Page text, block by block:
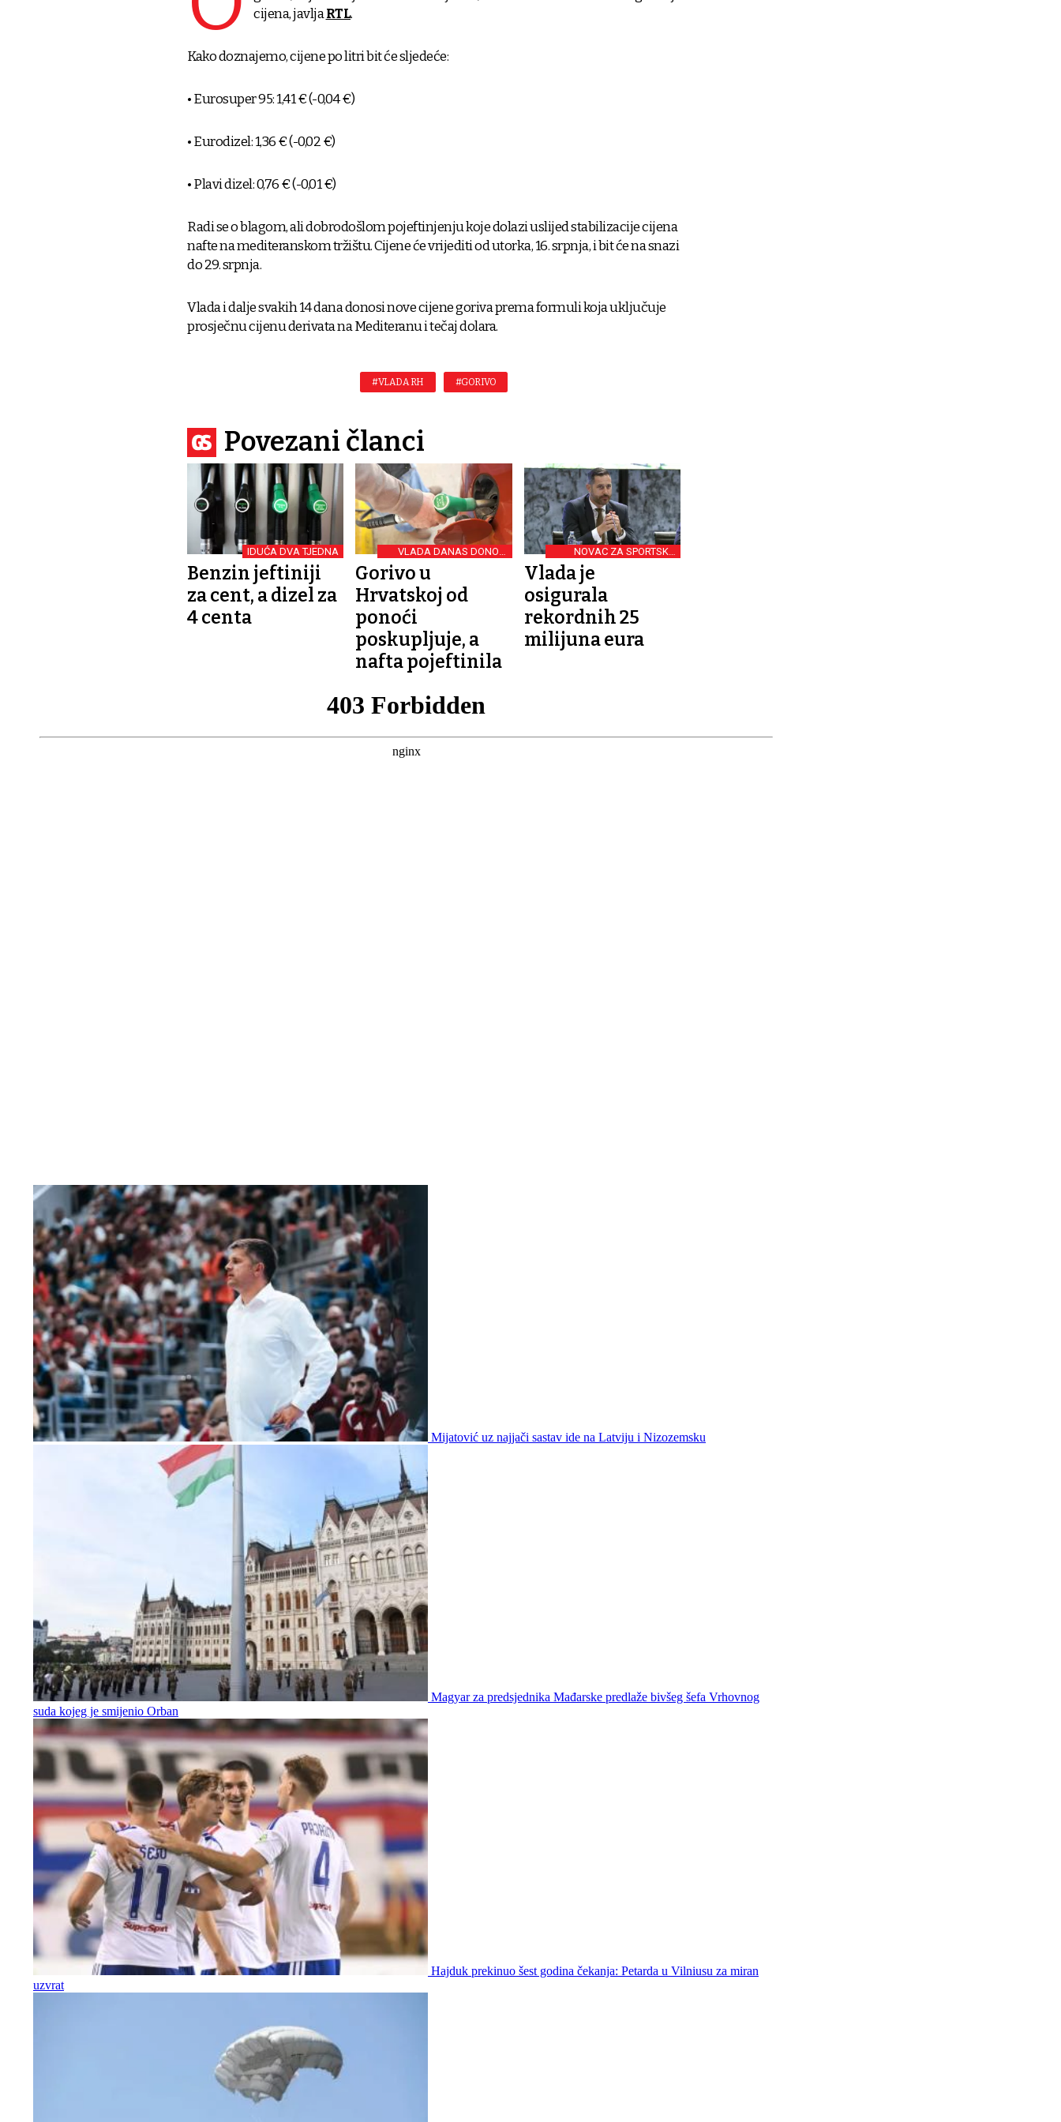
cijena, javljaRTL.
Kako doznajemo, cijene po litri bit će sljedeće:
​•​ ​Eurosuper 95: 1,41 € (-0,04 €)​
• Eurodizel: 1,36 € (-0,02 €)
​• Plavi dizel: 0,76 € (-0,01 €)
Radi se o blagom, ali dobrodošlom pojeftinjenju koje dolazi uslijed stabilizacije cijena
nafte na mediteranskom tržištu. Cijene će vrijediti od utorka, 16. srpnja, i bit će na snazi
do 29. srpnja.
Vlada i dalje svakih 14 dana donosi nove cijene goriva prema formuli koja uključuje
prosječnu cijenu derivata na Mediteranu i tečaj dolara.
#VLADA RH #GORIVO
Povezani članci
IDUĆA DVA TJEDNA
Benzin jeftiniji
za cent, a dizel za
4 centa
VLADA DANAS DONOSI
ODLUKU
Gorivo u
Hrvatskoj od
ponoći
poskupljuje, a
nafta pojeftinila
NOVAC ZA SPORTSKU
INFRASTRUKTURU
Vlada je
osigurala
rekordnih 25
milijuna eura
Mijatović uz najjači sastav ide na Latviju i Nizozemsku
Magyar za predsjednika Mađarske predlaže bivšeg šefa Vrhovnog
suda kojeg je smijenio Orban
Hajduk prekinuo šest godina čekanja: Petarda u Vilniusu za miran
uzvrat